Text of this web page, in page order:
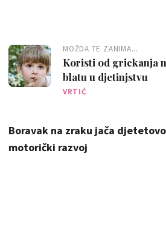
MOŽDA TE ZANIMA...
Koristi od grickanja
blatu u djetinjstvu
VRTIĆ
Boravak na zraku jača
motorički razvoj